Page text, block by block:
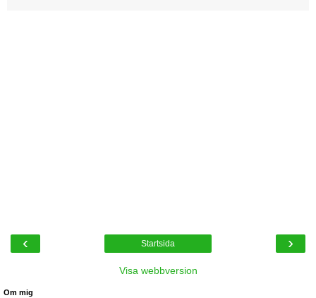
‹ ›
Startsida
Visa webbversion
Om mig